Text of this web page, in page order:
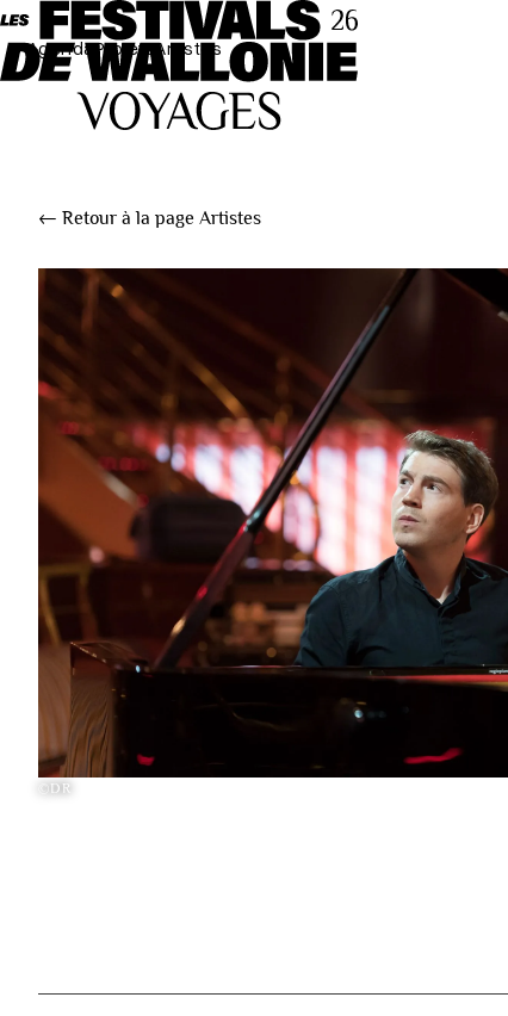
AgendaProjetsArtistes
← Retour à la page Artistes
©DR